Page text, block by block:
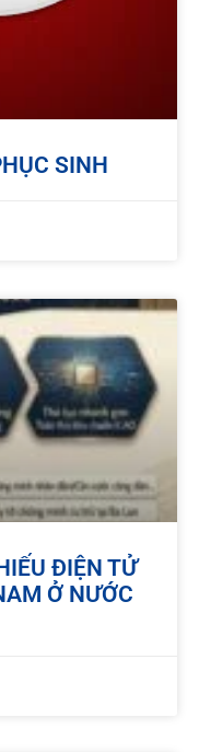
SINH
ĐIỆN TỬ
Ở NƯỚC